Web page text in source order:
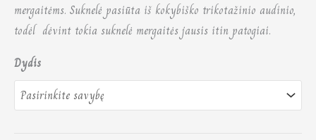
mergaitėms. Suknelė pasiūta iš kokybiško trikotažinio audinio,
todėl dėvint tokia suknelė mergaitės jausis itin patogiai.
Dydis